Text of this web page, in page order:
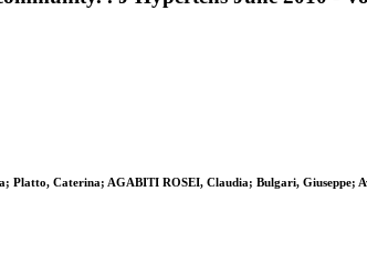
Caterina; AGABITI ROSEI, Claudia; Bulgari, Giuseppe;